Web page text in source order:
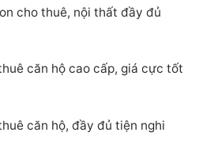
cho thuê, nội thất đầy đủ
căn hộ cao cấp, giá cực tốt
căn hộ, đầy đủ tiện nghi